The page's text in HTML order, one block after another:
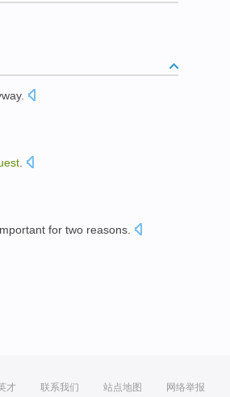
.
for two reasons
才 联系我们 站点地图 网络举报